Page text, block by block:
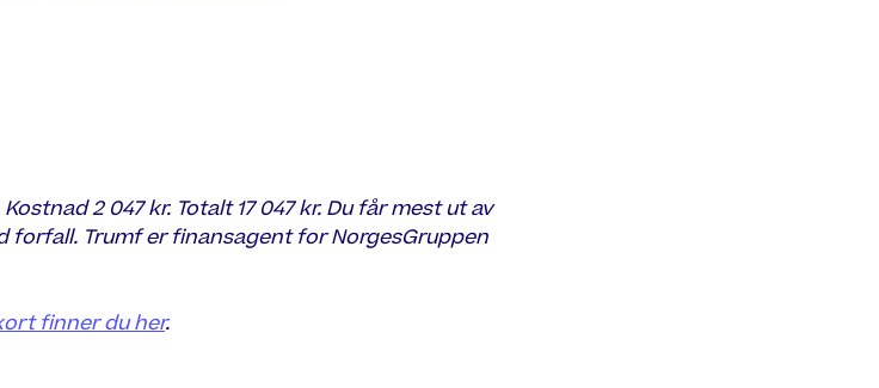
2 047 kr. Totalt 17 047 kr. Du får mest ut av
forfall. Trumf er finansagent for NorgesGruppen
finner du her.